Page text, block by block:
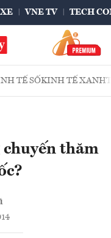
XE VNE TV TECH
TẾ SỐKINH TẾ XANH
thăm